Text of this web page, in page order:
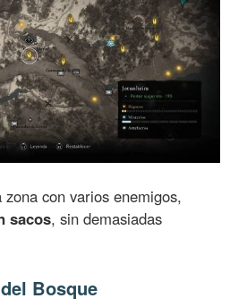
con varios enemigos,
sacos, sin demasiadas
Bosque